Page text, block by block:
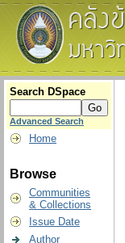
Search DSpace
Advanced Search
Home
Browse
Communities
& Collections
Issue Date
Author